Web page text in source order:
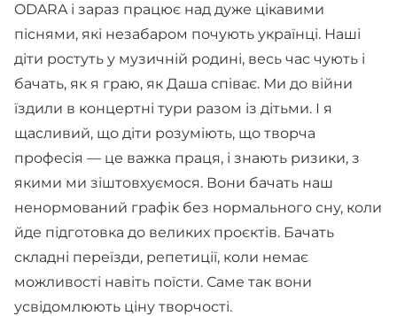
ODARA і зараз працює над дуже цікавими
піснями, які незабаром почують українці. Наші
діти ростуть у музичній родині, весь час чують і
бачать, як я граю, як Даша співає. Ми до війни
їздили в концертні тури разом із дітьми. І я
щасливий, що діти розуміють, що творча
професія — це важка праця, і знають ризики, з
якими ми зіштовхуємося. Вони бачать наш
ненормований графік без нормального сну, коли
йде підготовка до великих проєктів. Бачать
складні переїзди, репетиції, коли немає
можливості навіть поїсти. Саме так вони
усвідомлюють ціну творчості.